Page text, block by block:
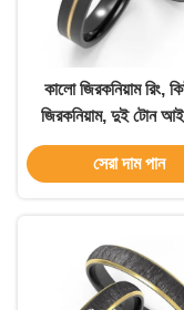
কালো জিরকনিয়াম রিং,
জিরকনিয়াম, দুই টোন
গোল্ড
সেরা দাম পান